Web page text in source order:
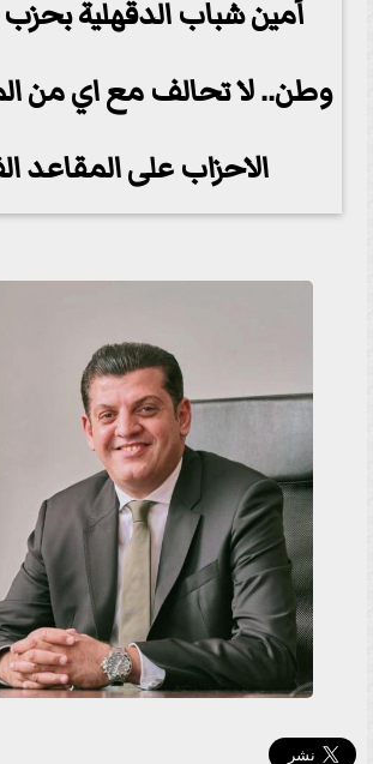
أمين شباب الدقهلية
وطن.. لا تحالف مع اي من
الاحزاب على المقاعد